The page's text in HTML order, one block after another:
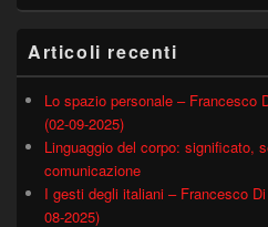
Articoli recenti
Lo spazio personale – Francesco
(02-09-2025)
Linguaggio del corpo: significato,
comunicazione
I gesti degli italiani – Francesco
08-2025)